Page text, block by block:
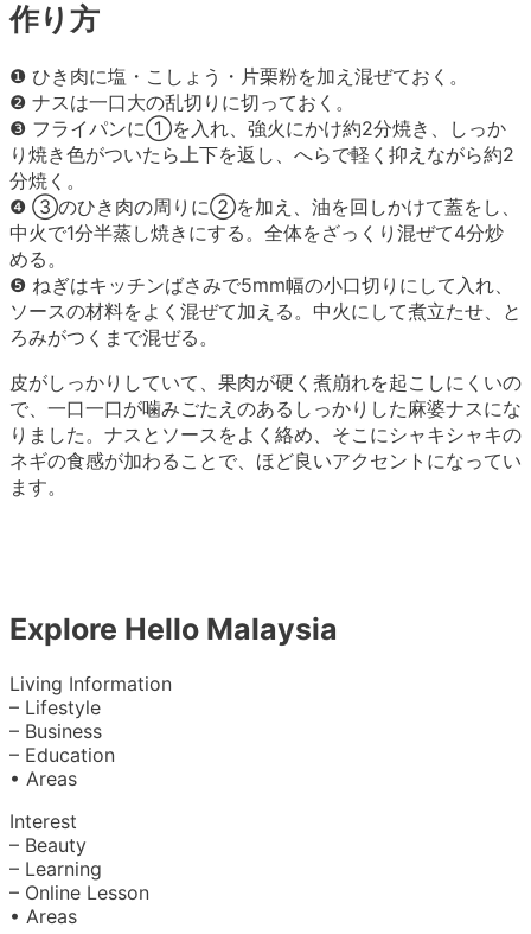
作り方
❶ ひき肉に塩・こしょう・片栗粉を加え混ぜておく。
❷ ナスは一口大の乱切りに切っておく。
❸ フライパンに①を入れ、強火にかけ約2分焼き、しっか
り焼き色がついたら上下を返し、へらで軽く抑えながら約2
分焼く。
❹ ③のひき肉の周りに②を加え、油を回しかけて蓋をし、
中火で1分半蒸し焼きにする。全体をざっくり混ぜて4分炒
める。
❺ ねぎはキッチンばさみで5mm幅の小口切りにして入れ、
ソースの材料をよく混ぜて加える。中火にして煮立たせ、と
ろみがつくまで混ぜる。
皮がしっかりしていて、果肉が硬く煮崩れを起こしにくいの
で、一口一口が噛みごたえのあるしっかりした麻婆ナスにな
りました。ナスとソースをよく絡め、そこにシャキシャキの
ネギの食感が加わることで、ほど良いアクセントになってい
ます。
Explore Hello Malaysia
Living Information
– Lifestyle
– Business
– Education
• Areas
Interest
– Beauty
– Learning
– Online Lesson
• Areas